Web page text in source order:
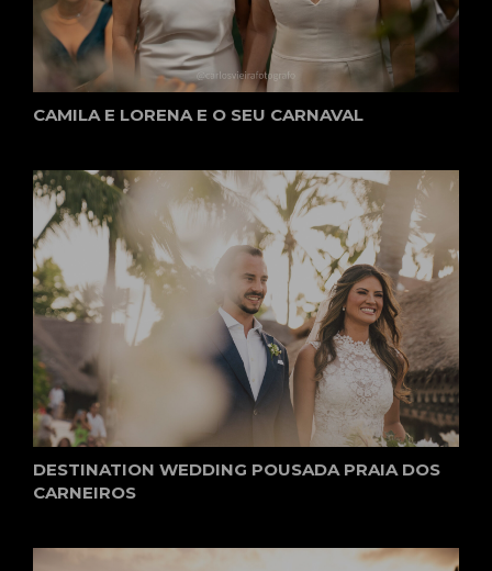
CAMILA E LORENA E O SEU CARNAVAL
DESTINATION WEDDING POUSADA PRAIA DOS
CARNEIROS